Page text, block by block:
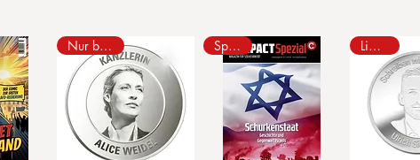
Nur bei uns Spezial Limitiert